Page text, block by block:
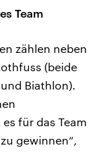
Team
zählen neben
(beide
Biathlon).
für das Team
gewinnen“,